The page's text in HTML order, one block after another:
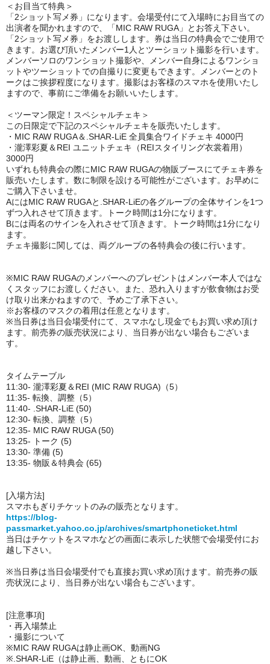
＜お目当て特典＞
「2ショット写メ券」になります。会場受付にて入場時にお目当ての
出演者を聞かれますので、「MIC RAW RUGA」とお答え下さい。
「2ショット写メ券」をお渡しします。券は当日の特典会でご使用で
きます。お選び頂いたメンバー1人とツーショット撮影を行います。
メンバーソロのワンショット撮影や、メンバー自身によるワンショ
ットやツーショットでの自撮りに変更もできます。メンバーとのト
ークはご挨拶程度になります。撮影はお客様のスマホを使用いたし
ますので、事前にご準備をお願いいたします。
＜ツーマン限定！スペシャルチェキ＞
この日限定で下記のスペシャルチェキを販売いたします。
・MIC RAW RUGA＆.SHAR-LiE 全員集合ワイドチェキ 4000円
・瀧澤彩夏＆REI ユニットチェキ（REIスタイリング衣裳着用）
3000円
いずれも特典会の際にMIC RAW RUGAの物販ブースにてチェキ券を
販売いたします。数に制限を設ける可能性がございます。お早めに
ご購入下さいませ。
AにはMIC RAW RUGAと.SHAR-LiEの各グループの全体サインを1つ
ずつ入れさせて頂きます。トーク時間は1分になります。
Bには両名のサインを入れさせて頂きます。トーク時間は1分になり
ます。
チェキ撮影に関しては、両グループの各特典会の後に行います。
※MIC RAW RUGAのメンバーへのプレゼントはメンバー本人ではな
くスタッフにお渡しください。また、恐れ入りますが飲食物はお受
け取り出来かねますので、予めご了承下さい。
※お客様のマスクの着用は任意となります。
※当日券は当日会場受付にて、スマホなし現金でもお買い求め頂け
ます。前売券の販売状況により、当日券が出ない場合もございま
す。
タイムテーブル
11:30- 瀧澤彩夏＆REI (MIC RAW RUGA)（5）
11:35- 転換、調整（5）
11:40- .SHAR-LiE (50)
12:30- 転換、調整（5）
12:35- MIC RAW RUGA (50)
13:25- トーク (5)
13:30- 準備 (5)
13:35- 物販＆特典会 (65)
[入場方法]
スマホもぎりチケットのみの販売となります。
https://blog-
passmarket.yahoo.co.jp/archives/smartphoneticket.html
当日はチケットをスマホなどの画面に表示した状態で会場受付にお
越し下さい。
※当日券は当日会場受付でも直接お買い求め頂けます。前売券の販
売状況により、当日券が出ない場合もございます。
[注意事項]
・再入場禁止
・撮影について
※MIC RAW RUGAは静止画OK、動画NG
※.SHAR-LiE（は静止画、動画、ともにOK